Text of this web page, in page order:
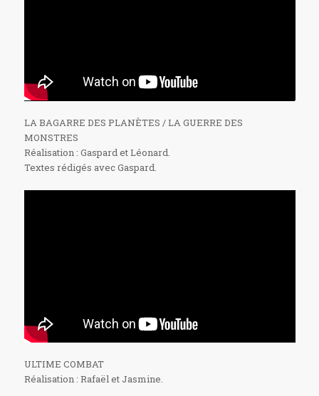
LA BAGARRE DES PLANÈTES / LA GUERRE DES
MONSTRES
Réalisation : Gaspard et Léonard.
Textes rédigés avec Gaspard.
ULTIME COMBAT
Réalisation : Rafaël et Jasmine.